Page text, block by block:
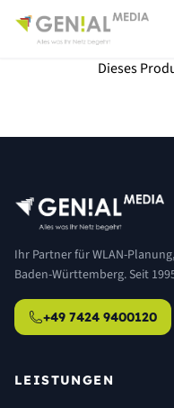
Dieses
Ihr Partner für WLAN-
Baden-Württemberg. Seit
+49 7424 9400120
LEISTUNGEN